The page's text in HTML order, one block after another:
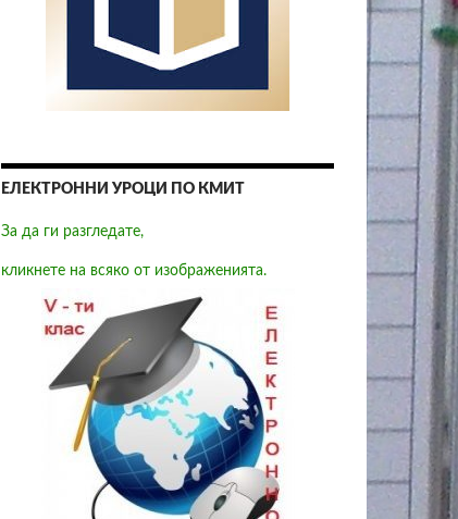
ЕЛЕКТРОННИ УРОЦИ ПО КМИТ
За да ги разгледате,
кликнете на всяко от изображенията.